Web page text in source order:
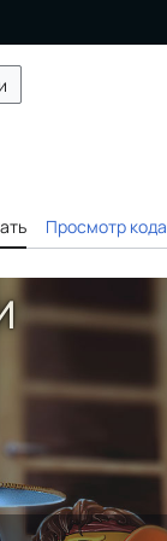
Просмотр кода